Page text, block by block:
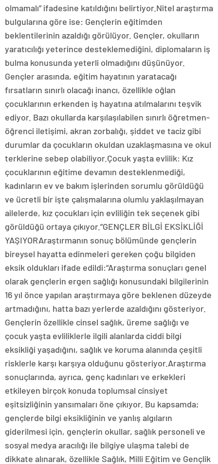
olmamalı” ifadesine katıldığını belirtiyor.Nitel araştırma
bulgularına göre ise: Gençlerin eğitimden
beklentilerinin azaldığı görülüyor. Gençler, okulların
yaratıcılığı yeterince desteklemediğini, diplomaların iş
bulma konusunda yeterli olmadığını düşünüyor.
Gençler arasında, eğitim hayatının yaratacağı
fırsatların sınırlı olacağı inancı, özellikle oğlan
çocuklarının erkenden iş hayatına atılmalarını teşvik
ediyor. Bazı okullarda karşılaşılabilen sınırlı öğretmen-
öğrenci iletişimi, akran zorbalığı, şiddet ve taciz gibi
durumlar da çocukların okuldan uzaklaşmasına ve okul
terklerine sebep olabiliyor.Çocuk yaşta evlilik: Kız
çocuklarının eğitime devamın desteklenmediği,
kadınların ev ve bakım işlerinden sorumlu görüldüğü
ve ücretli bir işte çalışmalarına olumlu yaklaşılmayan
ailelerde, kız çocukları için evliliğin tek seçenek gibi
görüldüğü ortaya çıkıyor.”GENÇLER BİLGİ EKSİKLİĞİ
YAŞIYORAraştırmanın sonuç bölümünde gençlerin
bireysel hayatta edinmeleri gereken çoğu bilgiden
eksik oldukları ifade edildi:“Araştırma sonuçları genel
olarak gençlerin ergen sağlığı konusundaki bilgilerinin
16 yıl önce yapılan araştırmaya göre beklenen düzeyde
artmadığını, hatta bazı yerlerde azaldığını gösteriyor.
Gençlerin özellikle cinsel sağlık, üreme sağlığı ve
çocuk yaşta evliliklerle ilgili alanlarda ciddi bilgi
eksikliği yaşadığını, sağlık ve koruma alanında çeşitli
risklerle karşı karşıya olduğunu gösteriyor.Araştırma
sonuçlarında, ayrıca, genç kadınları ve erkekleri
etkileyen birçok konuda toplumsal cinsiyet
eşitsizliğinin yansımaları öne çıkıyor. Bu kapsamda;
gençlerde bilgi eksikliğinin ve yanlış algıların
giderilmesi için, gençlerin okullar, sağlık personeli ve
sosyal medya aracılığı ile bilgiye ulaşma talebi de
dikkate alınarak, özellikle Sağlık, Milli Eğitim ve Gençlik